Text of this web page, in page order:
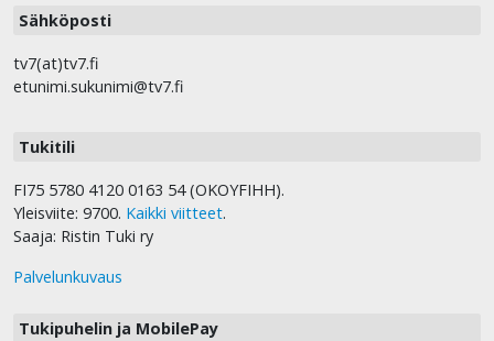
Sähköposti
tv7(at)tv7.fi
etunimi.sukunimi@tv7.fi
Tukitili
FI75 5780 4120 0163 54 (OKOYFIHH).
Yleisviite: 9700. Kaikki viitteet.
Saaja: Ristin Tuki ry
Palvelunkuvaus
Tukipuhelin ja MobilePay